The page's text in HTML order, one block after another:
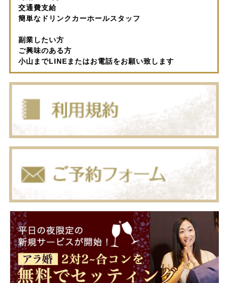
交通費支給
簡単なドリンクカーホールスタッフ
副業したい方
ご興味のある方
小山までLINEまたはお電話をお願い致します